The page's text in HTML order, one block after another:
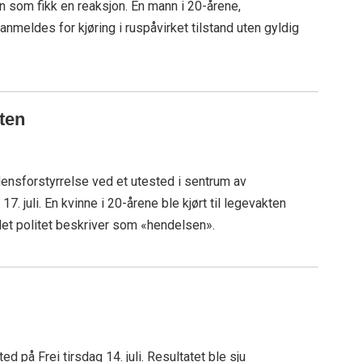
fikk en reaksjon. En mann i 20-årene,
for kjøring i ruspåvirket tilstand uten gyldig
ved et utested i sentrum av
juli. En kvinne i 20-årene ble kjørt til legevakten
politet beskriver som «hendelsen».
på Frei tirsdag 14. juli. Resultatet ble sju